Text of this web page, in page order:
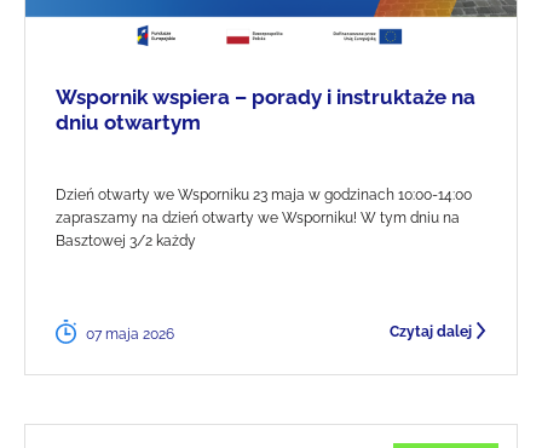
Wspornik wspiera – porady i instruktaże na
dniu otwartym
Dzień otwarty we Wsporniku 23 maja w godzinach 10:00-14:00
zapraszamy na dzień otwarty we Wsporniku! W tym dniu na
Basztowej 3/2 każdy
07 maja 2026 Czytaj dalej